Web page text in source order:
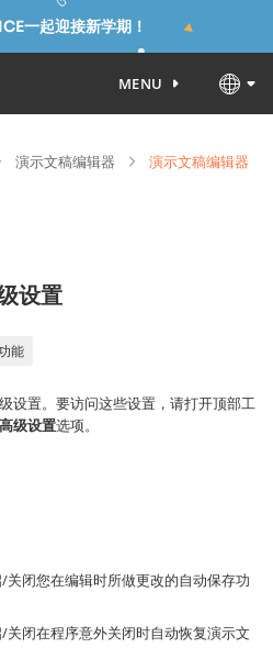
一起迎接新学期！
MENU
演示文稿编辑器
演示文稿编辑器
设置
能
设置。要访问这些设置，请打开顶部工
高级设置选项。
关闭您在编辑时所做更改的自动保存功
关闭在程序意外关闭时自动恢复演示文